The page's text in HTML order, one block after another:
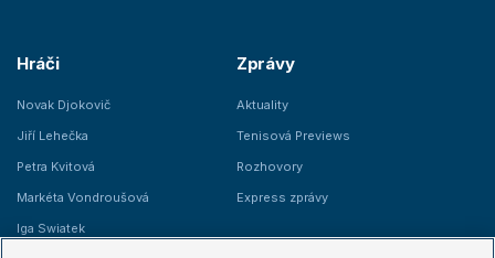
Hráči
Novak Djokovič
Jiří Lehečka
Petra Kvitová
Markéta Vondroušová
Iga Swiatek
Zprávy
Aktuality
Tenisová Previews
Rozhovory
Express zprávy